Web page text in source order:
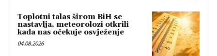
Toplotni talas širom BiH se
nastavlja, meteorolozi otkrili
kada nas očekuje osvježenje
04.08.2026